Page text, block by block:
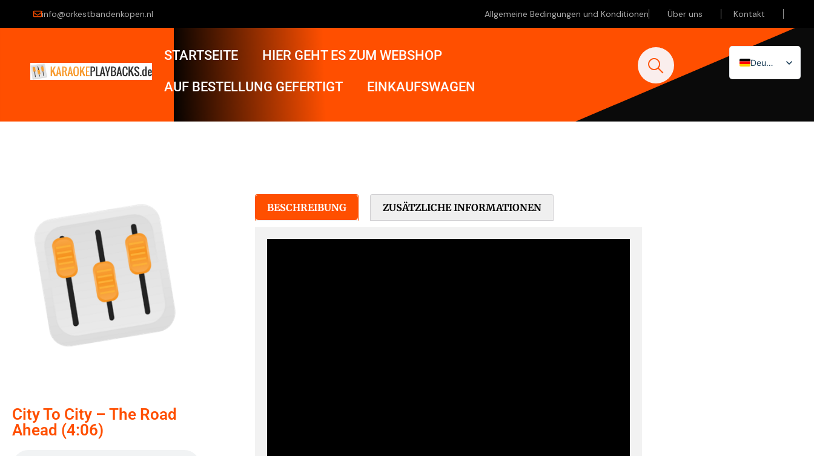
info@orkestbandenkopen.nl Allgemeine Bedingungen und Konditionen Über uns Kontakt
STARTSEITE HIER GEHT ES ZUM WEBSHOP
AUF BESTELLUNG GEFERTIGT EINKAUFSWAGEN
Deutsch
Nederlands
City To City – The Road
Ahead (4:06)
BESCHREIBUNG ZUSÄTZLICHE INFORMATIONEN